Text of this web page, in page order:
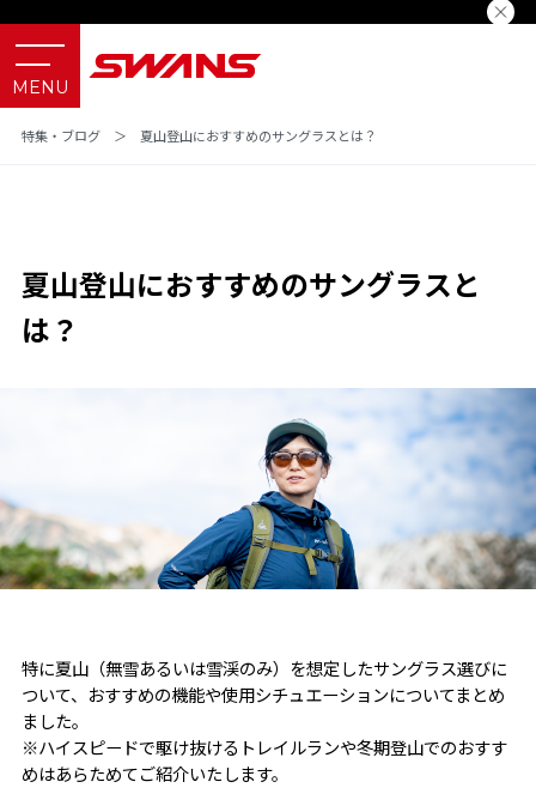
特集・ブログ ＞ 夏山登山におすすめのサングラスとは？
夏山登山におすすめのサングラスと
は？
特に夏山（無雪あるいは雪渓のみ）を想定したサングラス選びに
ついて、おすすめの機能や使用シチュエーションについてまとめ
ました。
※ハイスピードで駆け抜けるトレイルランや冬期登山でのおすす
めはあらためてご紹介いたします。